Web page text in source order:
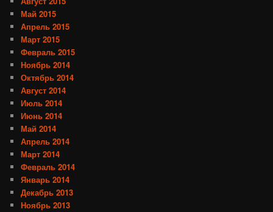
Май 2015
Апрель 2015
Март 2015
Февраль 2015
Ноябрь 2014
Октябрь 2014
Август 2014
Июль 2014
Июнь 2014
Май 2014
Апрель 2014
Март 2014
Февраль 2014
Январь 2014
Декабрь 2013
Ноябрь 2013